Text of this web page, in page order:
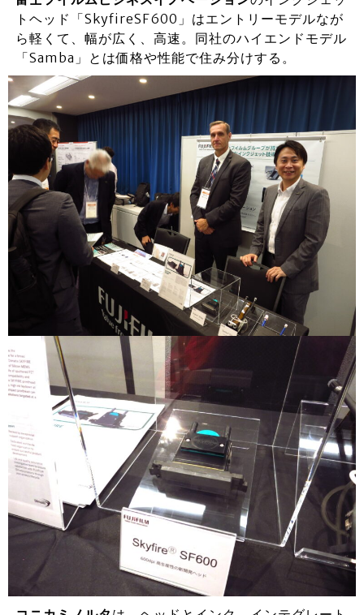
トヘッド「SkyfireSF600」はエントリーモデルなが
ら軽くて、幅が広く、高速。同社のハイエンドモデル
「Samba」とは価格や性能で住み分けする。